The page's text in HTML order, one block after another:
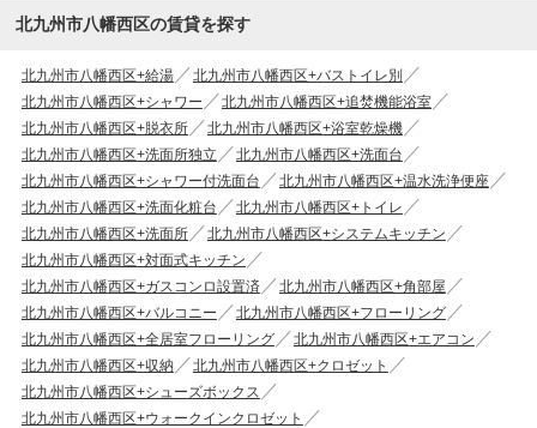
北九州市八幡西区の賃貸を探す
北九州市八幡西区+給湯
北九州市八幡西区+バストイレ別
北九州市八幡西区+シャワー
北九州市八幡西区+追焚機能浴室
北九州市八幡西区+脱衣所
北九州市八幡西区+浴室乾燥機
北九州市八幡西区+洗面所独立
北九州市八幡西区+洗面台
北九州市八幡西区+シャワー付洗面台
北九州市八幡西区+温水洗浄便座
北九州市八幡西区+洗面化粧台
北九州市八幡西区+トイレ
北九州市八幡西区+洗面所
北九州市八幡西区+システムキッチン
北九州市八幡西区+対面式キッチン
北九州市八幡西区+ガスコンロ設置済
北九州市八幡西区+角部屋
北九州市八幡西区+バルコニー
北九州市八幡西区+フローリング
北九州市八幡西区+全居室フローリング
北九州市八幡西区+エアコン
北九州市八幡西区+収納
北九州市八幡西区+クロゼット
北九州市八幡西区+シューズボックス
北九州市八幡西区+ウォークインクロゼット